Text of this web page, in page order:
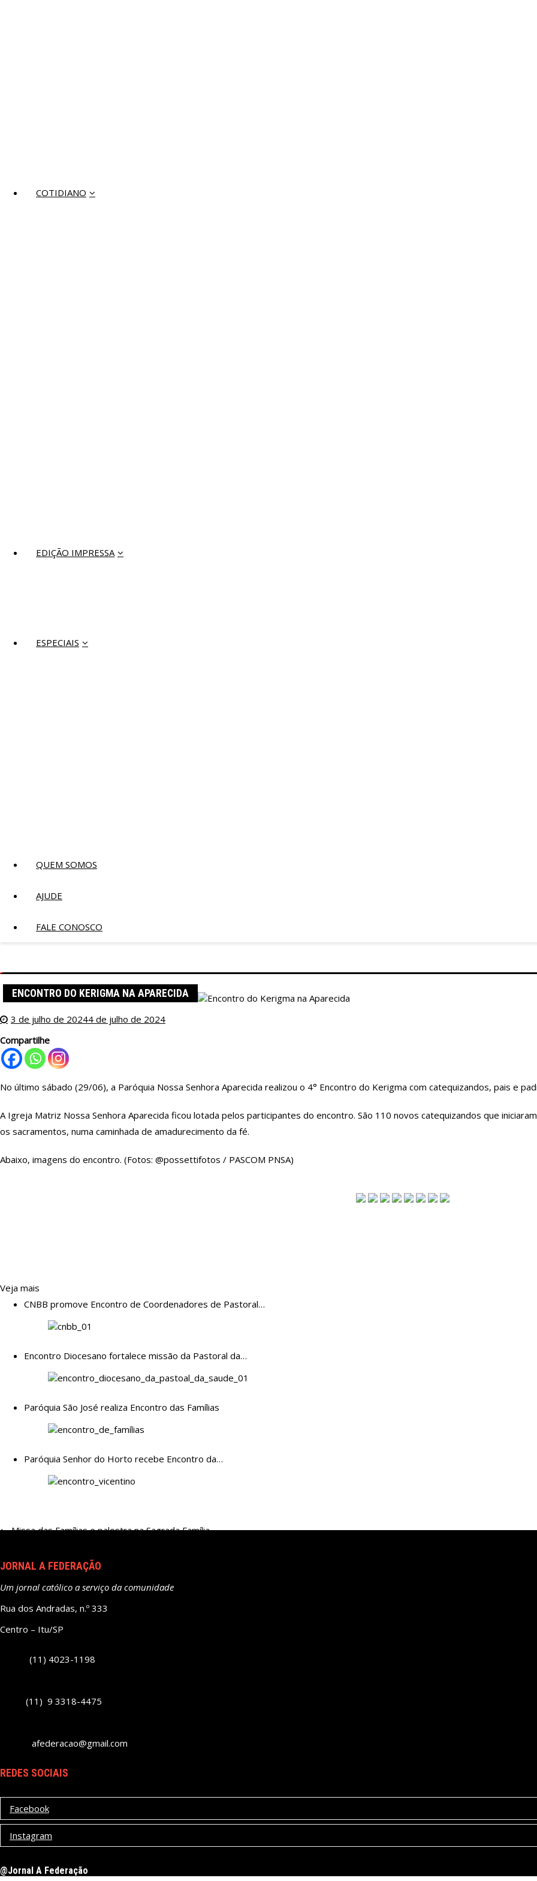
COTIDIANO
EDIÇÃO IMPRESSA
ESPECIAIS
QUEM SOMOS
AJUDE
FALE CONOSCO
ENCONTRO DO KERIGMA NA APARECIDA
3 de julho de 20244 de julho de 2024
Compartilhe
No último sábado (29/06), a Paróquia Nossa Senhora Aparecida realizou o 4° Encontro do Kerigma com catequizandos, pais e
A Igreja Matriz Nossa Senhora Aparecida ficou lotada pelos participantes do encontro. São 110 novos catequizandos que
os sacramentos, numa caminhada de amadurecimento da fé.
Abaixo, imagens do encontro. (Fotos: @possettifotos / PASCOM PNSA)
Veja mais
CNBB promove Encontro de Coordenadores de Pastoral…
Encontro Diocesano fortalece missão da Pastoral da…
Paróquia São José realiza Encontro das Famílias
Paróquia Senhor do Horto recebe Encontro da…
Navegação
Post
Missa das Famílias e palestra na Sagrada Família
JORNAL A FEDERAÇÃO
Um jornal católico a serviço da comunidade
Rua dos Andradas, n.º 333
Centro – Itu/SP
(11) 4023-1198
(11) 9 3318-4475
afederacao@gmail.com
REDES SOCIAIS
Facebook
Instagram
@Jornal A Federação